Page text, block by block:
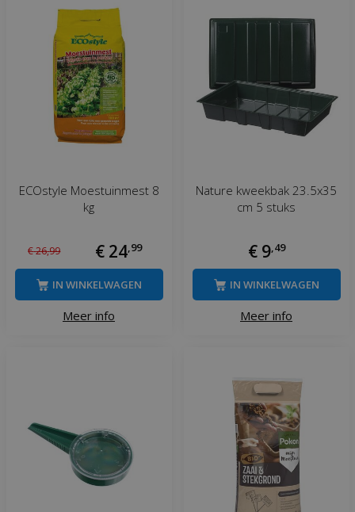
ECOstyle Moestuinmest 8
kg
€26,99 € 24,99
Meer info
IN WINKELWAGEN
Nature kweekbak 23.5x35
cm 5 stuks
€ 9,49
Meer info
IN WINKELWAGEN